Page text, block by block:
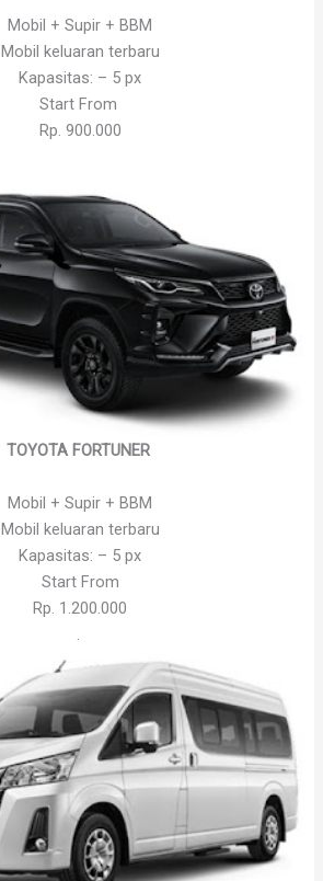
Mobil + Supir + BBM
Mobil keluaran terbaru
Kapasitas: – 5 px
Start From
Rp. 900.000
TOYOTA FORTUNER
Mobil + Supir + BBM
Mobil keluaran terbaru
Kapasitas: – 5 px
Start From
Rp. 1.200.000
.